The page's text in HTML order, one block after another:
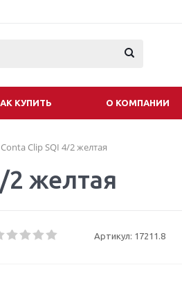
КУПИТЬ О КОМПАНИИ
Clip SQI 4/2 желтая
2 желтая
Артикул: 17211.8